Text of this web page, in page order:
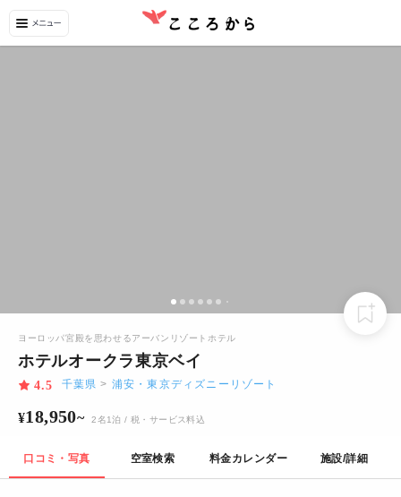
ヨーロッパ宮殿を思わせるアーバンリゾートホテル
ホテルオークラ東京ベイ
4.5 千葉県 > 浦安・東京ディズニーリゾート
¥18,950~ 2名1泊 / 税・サービス料込
口コミ・写真 空室検索 料金カレンダー 施設/詳細